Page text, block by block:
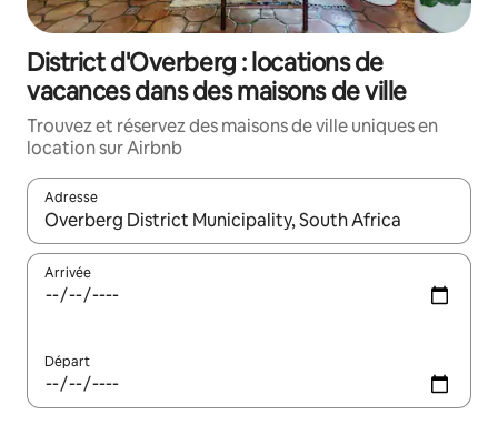
District d'Overberg : locations de
vacances dans des maisons de ville
Trouvez et réservez des maisons de ville uniques en
location sur Airbnb
Adresse
Lorsque les résultats s'affichent, utilisez les flèches vers le
Arrivée
Départ